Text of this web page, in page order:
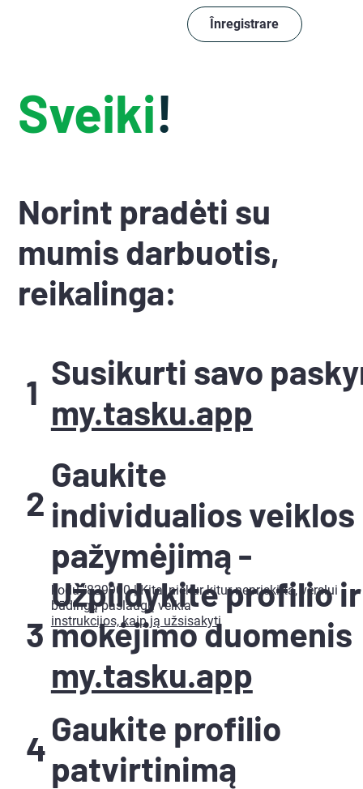
Înregistrare
4Gaukite profilio
patvirtinimą
3
Užpildykite profilio ir
mokėjimo duomenis
my.tasku.app
2
kodu "829900 | Kita, niekur kitur nepriskirta, verslui
būdingų paslaugų veikla"
instrukcijos, kaip ją užsisakyti
Gaukite
individualios veiklos
pažymėjimą -
1 Susikurti savo
my.tasku.app
Sveiki!
Norint pradėti su
mumis darbuotis,
reikalinga: